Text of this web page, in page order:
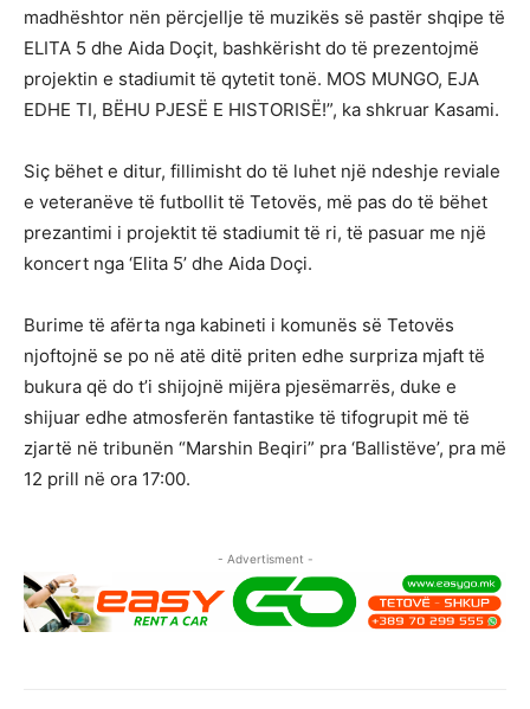
madhështor nën përcjellje të muzikës së pastër shqipe të
ELITA 5 dhe Aida Doçit, bashkërisht do të prezentojmë
projektin e stadiumit të qytetit tonë. MOS MUNGO, EJA
EDHE TI, BËHU PJESË E HISTORISË!”, ka shkruar Kasami.
Siç bëhet e ditur, fillimisht do të luhet një ndeshje reviale
e veteranëve të futbollit të Tetovës, më pas do të bëhet
prezantimi i projektit të stadiumit të ri, të pasuar me një
koncert nga ‘Elita 5’ dhe Aida Doçi.
Burime të afërta nga kabineti i komunës së Tetovës
njoftojnë se po në atë ditë priten edhe surpriza mjaft të
bukura që do t’i shijojnë mijëra pjesëmarrës, duke e
shijuar edhe atmosferën fantastike të tifogrupit më të
zjartë në tribunën “Marshin Beqiri” pra ‘Ballistëve’, pra më
12 prill në ora 17:00.
- Advertisment -